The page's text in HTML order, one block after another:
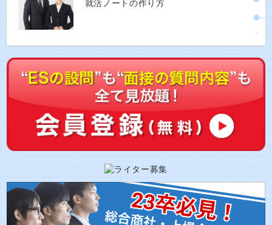
就活ノートの作り方